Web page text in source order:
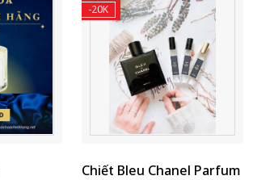
-20K
Chiết Bleu Chanel Parfum